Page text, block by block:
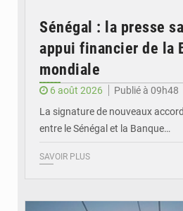
Sénégal : la presse
appui financier de la
mondiale
6 août 2026
Publié à 09h48
La signature de nouveaux
entre le Sénégal et la Banque…
SAVOIR PLUS